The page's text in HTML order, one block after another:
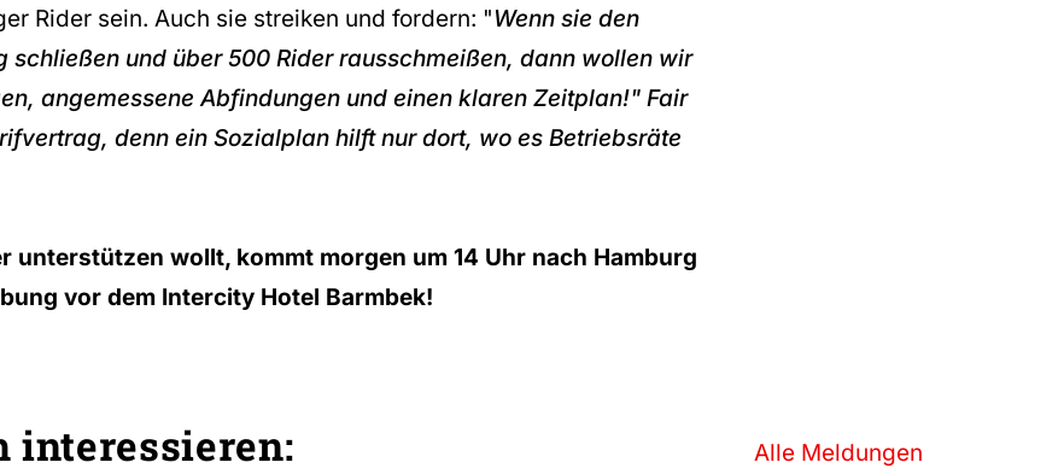
Rider sein. Auch sie streiken und fordern: "Wenn sie den
schließen und über 500 Rider rausschmeißen, dann wollen wir
angemessene Abfindungen und einen klaren Zeitplan!" Fair
denn ein Sozialplan hilft nur dort, wo es Betriebsräte
unterstützen wollt, kommt morgen um 14 Uhr nach Hamburg
vor dem Intercity Hotel Barmbek!
interessieren: Alle Meldungen